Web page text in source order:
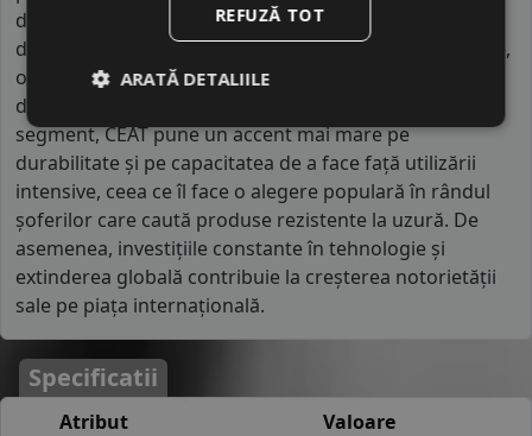
diverse, inclusiv cele emergente. Brandul se
diferențiază prin accentul pus pe eficiență și robustețe,
oferind anvelope care rezistă bine în condiții dificile de
drum și climat. În comparație cu alte mărci din același
segment, CEAT pune un accent mai mare pe
durabilitate și pe capacitatea de a face față utilizării
intensive, ceea ce îl face o alegere populară în rândul
șoferilor care caută produse rezistente la uzură. De
asemenea, investițiile constante în tehnologie și
extinderea globală contribuie la creșterea notorietății
sale pe piața internațională.
Specificatii
Atribut
Valoare
REFUZĂ TOT
ARATĂ DETALIILE